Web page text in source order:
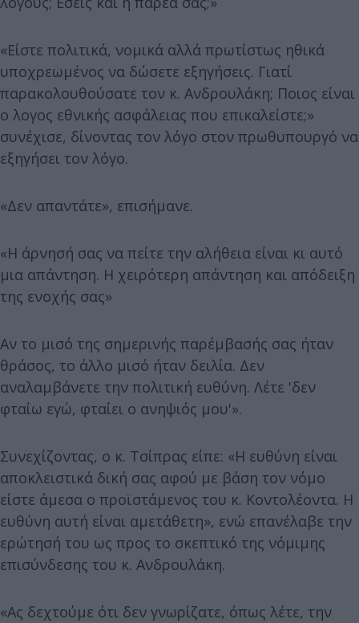
«Είστε πολιτικά, νομικά αλλά πρωτίστως ηθικά
υποχρεωμένος να δώσετε εξηγήσεις. Γιατί
παρακολουθούσατε τον κ. Ανδρουλάκη; Ποιος είναι
ο λογος εθνικής ασφάλειας που επικαλείστε;»
συνέχισε, δίνοντας τον λόγο στον πρωθυπουργό να
εξηγήσει τον λόγο.
«Δεν απαντάτε», επισήμανε.
«Η άρνησή σας να πείτε την αλήθεια είναι κι αυτό
μια απάντηση. Η χειρότερη απάντηση και απόδειξη
της ενοχής σας»
Αν το μισό της σημερινής παρέμβασής σας ήταν
θράσος, το άλλο μισό ήταν δειλία. Δεν
αναλαμβάνετε την πολιτική ευθύνη. Λέτε 'δεν
φταίω εγώ, φταίει ο ανηψιός μου'».
Συνεχίζοντας, ο κ. Τσίπρας είπε: «Η ευθύνη είναι
αποκλειστικά δική σας αφού με βάση τον νόμο
είστε άμεσα ο προϊστάμενος του κ. Κοντολέοντα. Η
ευθύνη αυτή είναι αμετάθετη», ενώ επανέλαβε την
ερώτησή του ως προς το σκεπτικό της νόμιμης
επισύνδεσης του κ. Ανδρουλάκη.
«Ας δεχτούμε ότι δεν γνωρίζατε, όπως λέτε, την